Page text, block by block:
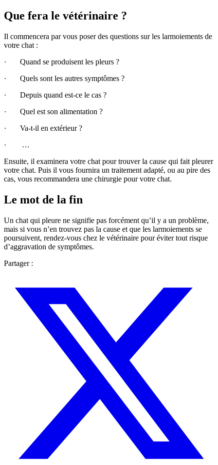
Que fera le vétérinaire ?
Il commencera par vous poser des questions sur les larmoiements de
votre chat :
· Quand se produisent les pleurs ?
· Quels sont les autres symptômes ?
· Depuis quand est-ce le cas ?
· Quel est son alimentation ?
· Va-t-il en extérieur ?
· …
Ensuite, il examinera votre chat pour trouver la cause qui fait pleurer
votre chat. Puis il vous fournira un traitement adapté, ou au pire des
cas, vous recommandera une chirurgie pour votre chat.
Le mot de la fin
Un chat qui pleure ne signifie pas forcément qu’il y a un problème,
mais si vous n’en trouvez pas la cause et que les larmoiements se
poursuivent, rendez-vous chez le vétérinaire pour éviter tout risque
d’aggravation de symptômes.
Partager :